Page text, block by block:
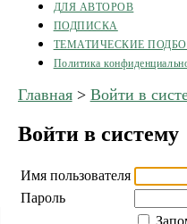
ДЛЯ АВТОРОВ
ПОДПИСКА
ТЕМАТИЧЕСКИЕ
Политика
Главная> Войти в
Войти в систему
Имя пользователя
Пароль